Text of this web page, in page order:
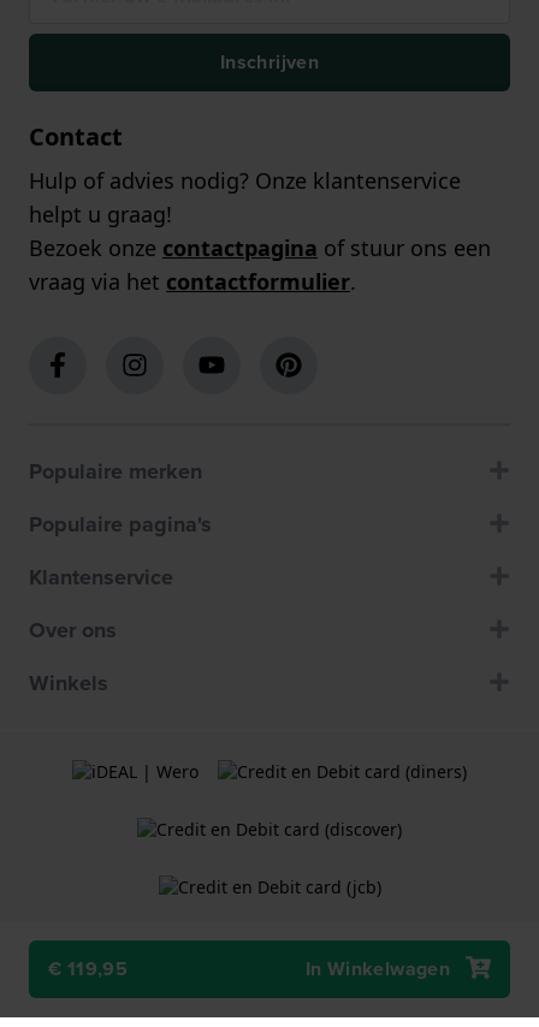
€ 119,95 In Winkelwagen
Inschrijven
Contact
Hulp of advies nodig? Onze klantenservice
helpt u graag!
Bezoek onze contactpagina of stuur ons een
vraag via het contactformulier.
Populaire merken
Populaire pagina's
Klantenservice
Over ons
Winkels